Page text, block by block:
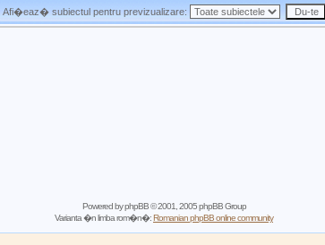
Afi�eaz� subiectul pentru previzualizare:
Powered byphpBB© 2001, 2005 phpBB Group
Varianta �n limba rom�n�:Romanian phpBB online community